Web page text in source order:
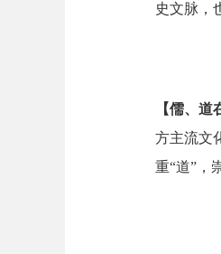
史文脉，
【儒、道
方主流文
重“道”，